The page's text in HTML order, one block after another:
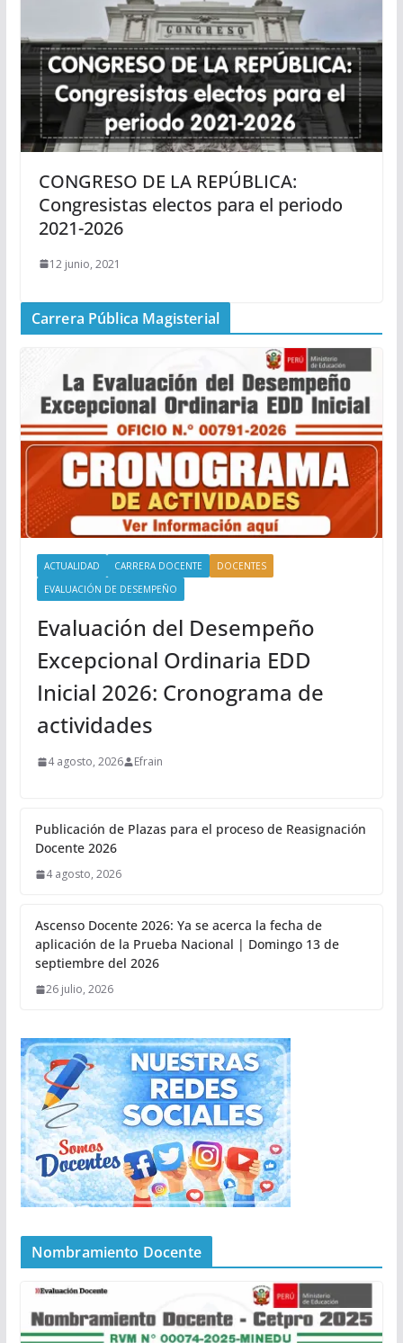
CONGRESO DE LA REPÚBLICA:
Congresistas electos para el periodo
2021-2026
12 junio, 2021
Carrera Pública Magisterial
ACTUALIDAD CARRERA DOCENTE
DOCENTES
EVALUACIÓN DE DESEMPEÑO
Evaluación del Desempeño
Excepcional Ordinaria EDD
Inicial 2026: Cronograma de
actividades
4 agosto, 2026 Efrain
Publicación de Plazas para el proceso de Reasignación
Docente 2026
4 agosto, 2026
Ascenso Docente 2026: Ya se acerca la fecha de
aplicación de la Prueba Nacional | Domingo 13 de
septiembre del 2026
26 julio, 2026
Nombramiento Docente